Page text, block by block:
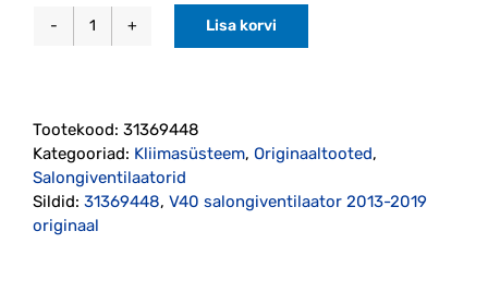
V40
originaal
(31369448)
kogus
Lisa korvi
Tootekood: 31369448
Kategooriad: Kliimasüsteem, Originaaltooted,
Salongiventilaatorid
Sildid: 31369448, V40 salongiventilaator 2013-2019
originaal